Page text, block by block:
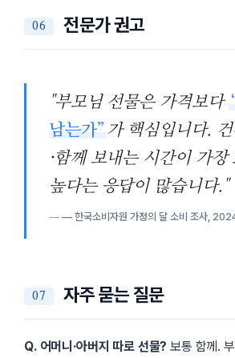
전문가 권고
부모님 선물은 가격보다
남는가” 가 핵심입니다.
·함께 보내는 시간이 가장
높다는 응답이 많습니다.
— 한국소비자원 가정의 달 소비 조사,
자주 묻는 질문
Q. 어머니·아버지 따로 선물? 보통 함께.